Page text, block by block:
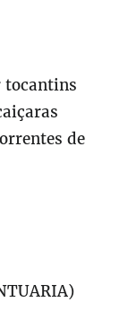
tocantins
de